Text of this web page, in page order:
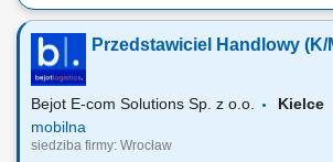
Przedstawiciel Handlowy (K/
Bejot E-com Solutions Sp. z o.o. Kielce
mobilna
siedziba firmy: Wrocław